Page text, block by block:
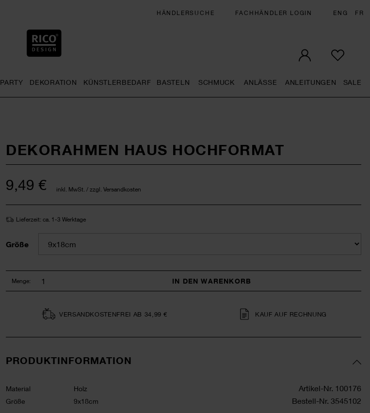
HÄNDLERSUCHE FACHHÄNDLER LOGIN ENG FR
PARTY DEKORATION KÜNSTLERBEDARF BASTELN SCHMUCK ANLÄSSE ANLEITUNGEN SALE
DEKORAHMEN HAUS HOCHFORMAT
9,49 € inkl. MwSt. / zzgl. Versandkosten
Lieferzeit: ca. 1-3 Werktage
Größe
Menge: IN DEN WARENKORB
VERSAND­KOSTEN­FREI AB 34,99 € KAUF AUF RECHNUNG
PRODUKTINFORMATION
Material
Holz
Größe
9x18cm
Artikel-Nr. 100176
Bestell-Nr. 3545102